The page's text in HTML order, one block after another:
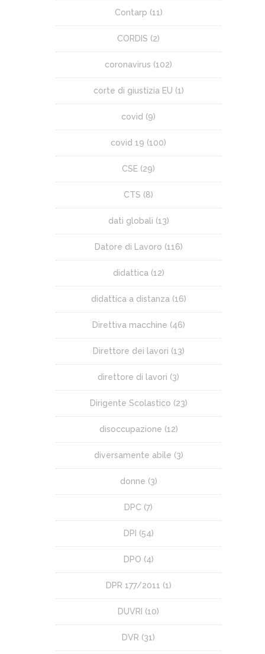
Contarp (11)
CORDIS (2)
coronavirus (102)
corte di giustizia EU (1)
covid (9)
covid 19 (100)
CSE (29)
CTS (8)
dati globali (13)
Datore di Lavoro (116)
didattica (12)
didattica a distanza (16)
Direttiva macchine (46)
Direttore dei lavori (13)
direttore di lavori (3)
Dirigente Scolastico (23)
disoccupazione (12)
diversamente abile (3)
donne (3)
DPC (7)
DPI (54)
DPO (4)
DPR 177/2011 (1)
DUVRI (10)
DVR (31)